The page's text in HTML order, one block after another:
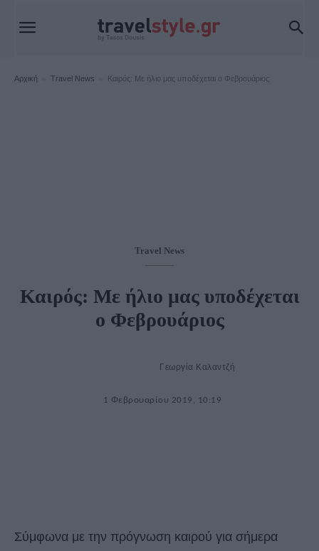
Αρχική Travel News Καιρός: Με ήλιο μας υποδέχεται ο Φεβρουάριος
Travel News
Καιρός: Με ήλιο μας υποδέχεται
ο Φεβρουάριος
Γεωργία Καλαντζή
1 Φεβρουαρίου 2019, 10:19
Σύμφωνα με την πρόγνωση καιρού για σήμερα